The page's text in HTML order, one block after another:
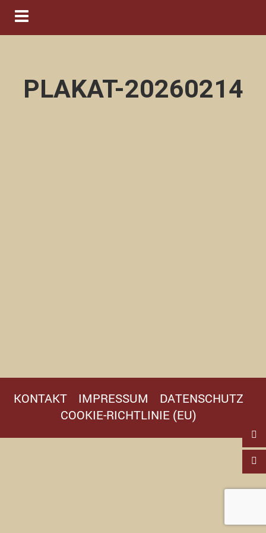
Navigation ein-/ausblenden
PLAKAT-20260214
KONTAKT IMPRESSUM
DATENSCHUTZ
COOKIE-RICHTLINIE (EU)